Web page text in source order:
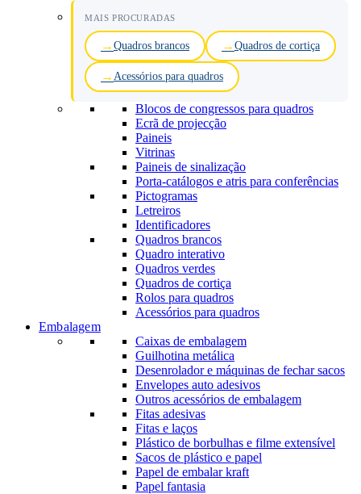
MAIS PROCURADAS
Quadros brancos Quadros de cortiça
Acessórios para quadros
Blocos de congressos para quadros
Ecrã de projecção
Paineis
Vitrinas
Paineis de sinalização
Porta-catálogos e atris para conferências
Pictogramas
Letreiros
Identificadores
Quadros brancos
Quadro interativo
Quadros verdes
Quadros de cortiça
Rolos para quadros
Acessórios para quadros
Embalagem
Caixas de embalagem
Guilhotina metálica
Desenrolador e máquinas de fechar sacos
Envelopes auto adesivos
Outros acessórios de embalagem
Fitas adesivas
Fitas e laços
Plástico de borbulhas e filme extensível
Sacos de plástico e papel
Papel de embalar kraft
Papel fantasia